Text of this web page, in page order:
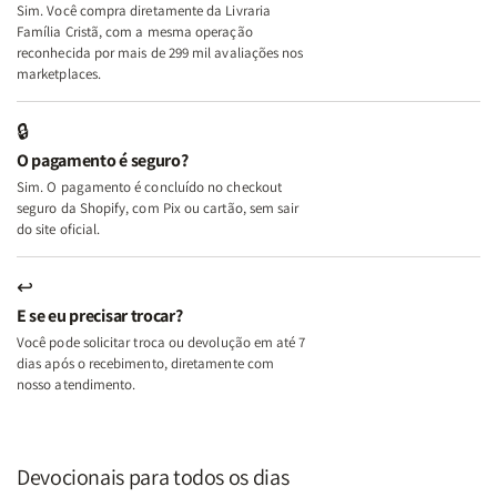
+
A
Mulher
Lar
+
A
Lar
Sim. Você compra diretamente da Livraria
Família Cristã, com a mesma operação
reconhecida por mais de 299 mil avaliações nos
marketplaces.
🔒
O pagamento é seguro?
Sim. O pagamento é concluído no checkout
seguro da Shopify, com Pix ou cartão, sem sair
do site oficial.
↩
E se eu precisar trocar?
Você pode solicitar troca ou devolução em até 7
dias após o recebimento, diretamente com
nosso atendimento.
Devocionais para todos os dias